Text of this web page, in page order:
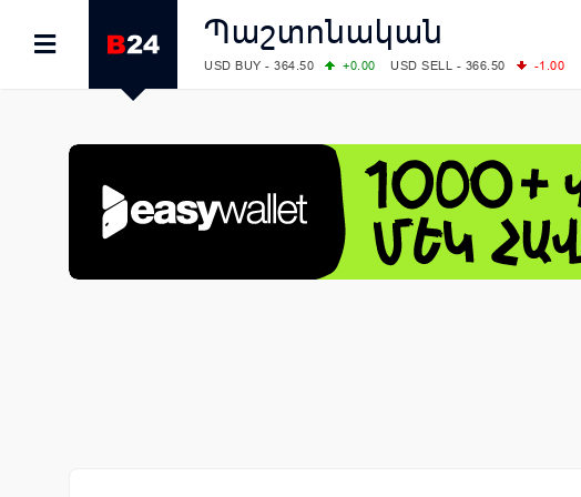
Պաշտոնական
USD BUY - 364.50 +0.00 USD SELL - 366.50
-1.00
COMEX: PLATINUM - 1765.90
LME: ALUMINIUM - 3184.00
-0.27 COPPER - 13791.00
LME: NICKEL - 17249.00
+0.09 TIN - 55268.00
+2.50
LME: LEAD - 1877.50
-1.00 ZINC - 3643.00
+1.43
FOREX: USD/JPY - 157.68
+0.12 EUR/GBP - 1.1548
FOREX: EUR/USD - 1.1548
+0.11 GBP/USD - 1.3459